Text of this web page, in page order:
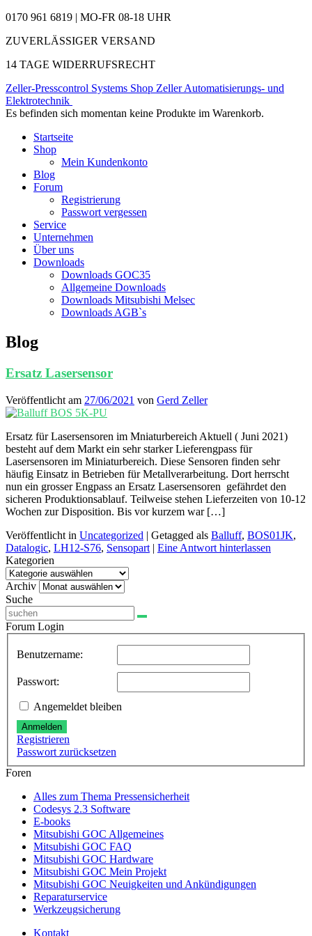
0170 961 6819 | MO-FR 08-18 UHR
ZUVERLÄSSIGER VERSAND
14 TAGE WIDERRUFSRECHT
Zeller-Presscontrol Systems Shop Zeller Automatisierungs- und
Elektrotechnik
Es befinden sich momentan keine Produkte im Warenkorb.
Startseite
Shop
Mein Kundenkonto
Blog
Forum
Registrierung
Passwort vergessen
Service
Unternehmen
Über uns
Downloads
Downloads GOC35
Allgemeine Downloads
Downloads Mitsubishi Melsec
Downloads AGB`s
Blog
Ersatz Lasersensor
Veröffentlicht am 27/06/2021 von Gerd Zeller
Ersatz für Lasersensoren im Mniaturbereich Aktuell ( Juni 2021)
besteht auf dem Markt ein sehr starker Lieferengpass für
Lasersensoren im Miniaturbereich. Diese Sensoren finden sehr
häufig Einsatz in Betrieben für Metallverarbeitung. Dort herrscht
nun ein grosser Engpass an Ersatz Lasersensoren gefährdet den
sicheren Produktionsablauf. Teilweise stehen Lieferzeiten von 10-12
Wochen zur Disposition. Bis vor kurzem war […]
Veröffentlicht in Uncategorized | Getagged als Balluff, BOS01JK,
Datalogic, LH12-S76, Sensopart | Eine Antwort hinterlassen
Kategorien
Kategorien
Archiv Archiv
Suche
Forum Login
Benutzername:
Passwort:
Angemeldet bleiben
Anmelden
Registrieren
Passwort zurücksetzen
Foren
Alles zum Thema Pressensicherheit
Codesys 2.3 Software
E-books
Mitsubishi GOC Allgemeines
Mitsubishi GOC FAQ
Mitsubishi GOC Hardware
Mitsubishi GOC Mein Projekt
Mitsubishi GOC Neuigkeiten und Ankündigungen
Reparaturservice
Werkzeugsicherung
Kontakt